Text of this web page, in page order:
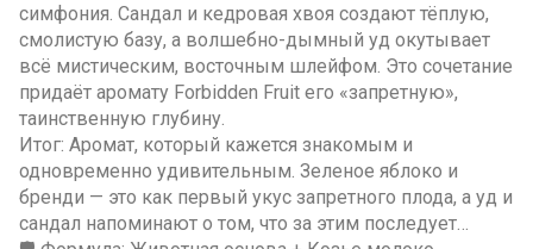
симфония. Сандал и кедровая хвоя создают тёплую,
смолистую базу, а волшебно-дымный уд окутывает
всё мистическим, восточным шлейфом. Это сочетание
придаёт аромату Forbidden Fruit его «запретную»,
таинственную глубину.
Итог: Аромат, который кажется знакомым и
одновременно удивительным. Зеленое яблоко и
бренди — это как первый укус запретного плода, а уд и
сандал напоминают о том, что за этим последует…